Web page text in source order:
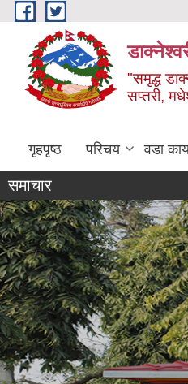
Skip to main content
"समृद्ध
सप्तरी,
गृहपृष्ठ परिचय वडा
समाचार